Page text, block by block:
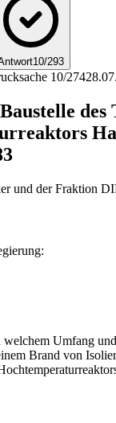
10/293
10/274
und der Fraktion
Umfang
Brand von